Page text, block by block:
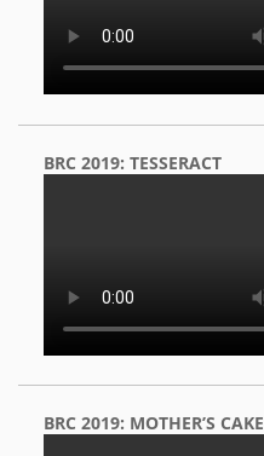
BRC 2019: TESSERACT
BRC 2019: MOTHER’S CAKE